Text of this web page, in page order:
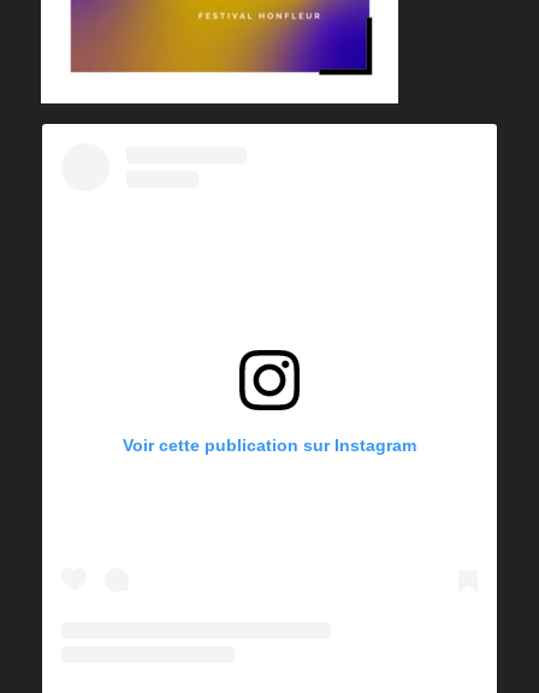
Voir cette publication sur Instagram